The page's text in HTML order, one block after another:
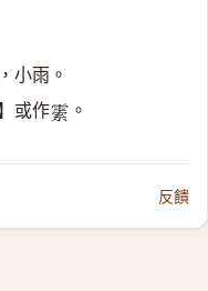
小雨。
或作𩄜 。
反饋